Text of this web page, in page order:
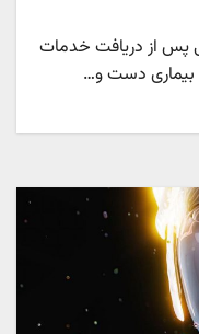
پس از دریافت خدمات
بیماری دست و…